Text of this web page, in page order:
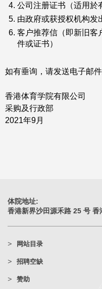
公司注册证书（适用於
由政府或获授权机构发
客户推荐信（即新旧客
件或证书）
如有垂询，请发送电子邮
香港体育学院有限公司
采购及行政部
2021年9月
体院地址:
香港新界沙田源禾路 25 号 香
网站目录
招聘空缺
赞助